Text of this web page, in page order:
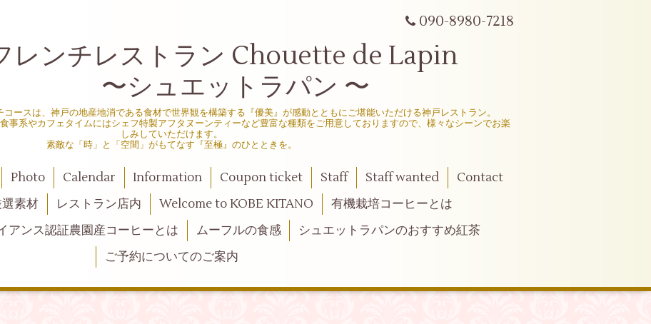
090-8980-7218
レンチレストラン Chouette de Lapin
シュエットラパン 〜
ースは、神戸の地産地消である食材で世界観を構築する『優美』が感動とともにご堪能いただける神戸レストラン。
事系やカフェタイムにはシェフ特製アフタヌーンティーなど豊富な種類をご用意しておりますので、様々なシーンでお楽
しみしていただけます。
素敵な「時」と「空間」がもてなす『至極』のひとときを。
Photo Calendar Information Coupon ticket Staff Staff wanted
Contact
素材 レストラン店内 Welcome to KOBE KITANO
有機栽培コーヒーとは
アンス認証農園産コーヒーとは
ムーフルの食感
シュエットラパンのおすすめ紅茶
ご予約についてのご案内